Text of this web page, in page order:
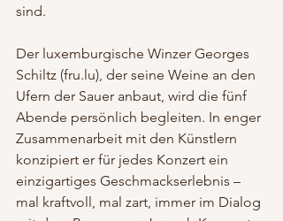
sind.
Der luxemburgische Winzer Georges
Schiltz (fru.lu), der seine Weine an den
Ufern der Sauer anbaut, wird die fünf
Abende persönlich begleiten. In enger
Zusammenarbeit mit den Künstlern
konzipiert er für jedes Konzert ein
einzigartiges Geschmackserlebnis –
mal kraftvoll, mal zart, immer im Dialog